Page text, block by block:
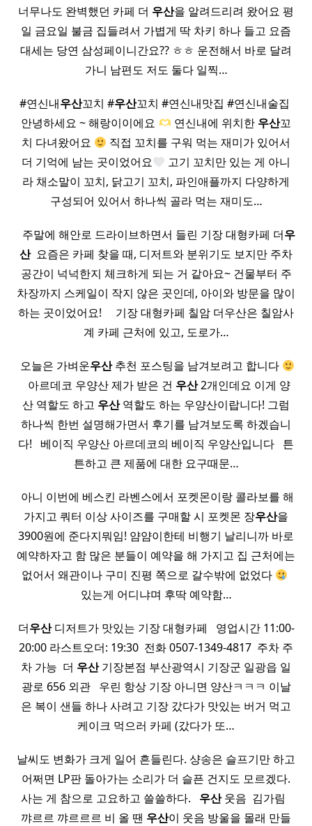
너무나도 완벽했던 카페 더 우산을 알려드리려 왔어요 평
일 금요일 불금 집들려서 가볍게 딱 차키 하나 들고 요즘
대세는 당연 삼성페이니간요?? ㅎㅎ 운전해서 바로 달려
가니 남편도 저도 둘다 일찍…
#연신내우산꼬치 #우산꼬치 #연신내맛집 #연신내술집 ​
안녕하세요 ~ 해랑이이에요
연신내에 위치한 우산꼬
치 다녀왔어요
직접 꼬치를 구워 먹는 재미가 있어서
더 기억에 남는 곳이었어요
고기 꼬치만 있는 게 아니
라 채소말이 꼬치, 닭고기 꼬치, 파인애플까지 다양하게
구성되어 있어서 하나씩 골라 먹는 재미도…
​ ​ 주말에 해안로 드라이브하면서 들린 기장 대형카페 더우
산​ 요즘은 카페 찾을 때, 디저트와 분위기도 보지만 주차
공간이 넉넉한지 체크하게 되는 거 같아요~ 건물부터 주
차장까지 스케일이 작지 않은 곳인데, 아이와 방문을 많이
하는 곳이었어요! ​ ​ ​ ​ 기장 대형카페 칠암 더우산은 칠암사
계 카페 근처에 있고, 도로가…
​ 오늘은 가벼운우산추천 포스팅을 남겨보려고 합니다
​ ​ 아르데코 우양산 제가 받은 건 우산2개인데요 이게 양
산 역할도 하고 우산역할도 하는 우양산이랍니다! 그럼
하나씩 한번 설명해가면서 후기를 남겨보도록 하겠습니
다! ​ ​ 베이직 우양산 아르데코의 베이직 우양산입니다 ​ ​ 튼
튼하고 큰 제품에 대한 요구때문…
​ 아니 이번에 베스킨 라벤스에서 포켓몬이랑 콜라보를 해
가지고 쿼터 이상 사이즈를 구매할 시 포켓몬 장우산을
3900원에 준다지뭐임! 얌얌이한테 비행기 날리니까 바로
예약하자고 함 많은 분들이 예약을 해 가지고 집 근처에는
없어서 왜관이나 구미 진평 쪽으로 갈수밖에 없었다
있는게 어디냐며 후딱 예약함…
더우산디저트가 맛있는 기장 대형카페 ​ ​ 영업시간 11:00-
20:00 라스트오더: 19:30 ​ 전화 0507-1349-4817 ​ 주차 주
차 가능 ​ 더 우산기장본점 부산광역시 기장군 일광읍 일
광로 656 외관 ​ ​ 우린 항상 기장 아니면 양산ㅋㅋㅋ 이날
은 복이 샌들 하나 사려고 기장 갔다가 맛있는 버거 먹고
케이크 먹으러 카페 (갔다가 또…
날씨도 변화가 크게 일어 흔들린다. 샹송은 슬프기만 하고
어쩌면 LP판 돌아가는 소리가 더 슬픈 건지도 모르겠다.
사는 게 참으로 고요하고 쓸쓸하다. ​ ​ 우산웃음 ​ 김가림 ​ ​
꺄르르 꺄르르르 비 올 땐 우산이 웃음 방울을 몰래 만들